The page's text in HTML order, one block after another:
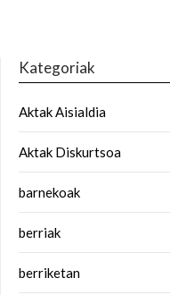
Kategoriak
Aktak Aisialdia
Aktak Diskurtsoa
barnekoak
berriak
berriketan